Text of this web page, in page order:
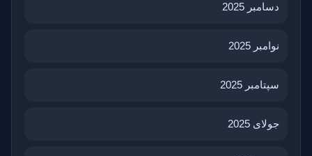
دسامبر 2025
نوامبر 2025
سپتامبر 2025
جولای 2025